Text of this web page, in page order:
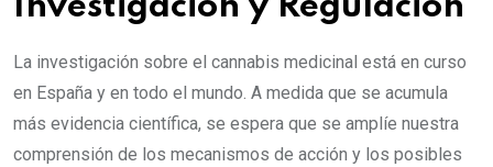
Investigación y Regulación
La investigación sobre el cannabis medicinal está en curso
en España y en todo el mundo. A medida que se acumula
más evidencia científica, se espera que se amplíe nuestra
comprensión de los mecanismos de acción y los posibles